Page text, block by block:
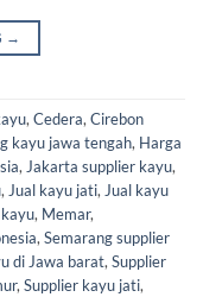
→
, Cedera, Cirebon
kayu jawa tengah, Harga
, Jakarta supplier kayu,
, Jual kayu jati, Jual kayu
kayu, Memar,
, Semarang supplier
di Jawa barat, Supplier
, Supplier kayu jati,